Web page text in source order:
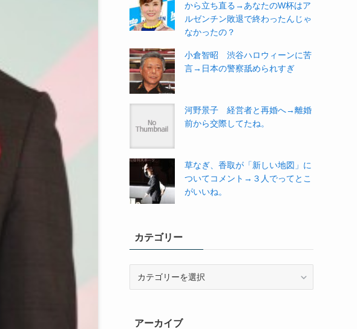
から立ち直る→あなたのW杯はア
ルゼンチン敗退で終わったんじゃ
なかったの？
小倉智昭 渋谷ハロウィーンに苦
言→日本の警察舐められすぎ
河野景子 経営者と再婚へ→離婚
前から交際してたね。
草なぎ、香取が「新しい地図」に
ついてコメント→３人でってとこ
がいいね。
カテゴリー
ーアーカイブ